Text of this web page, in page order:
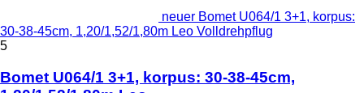
neuer Bomet U064/1 3+1, korpus:
30-38-45cm, 1,20/1,52/1,80m Leo Volldrehpflug
5
Bomet U064/1 3+1, korpus: 30-38-45cm,